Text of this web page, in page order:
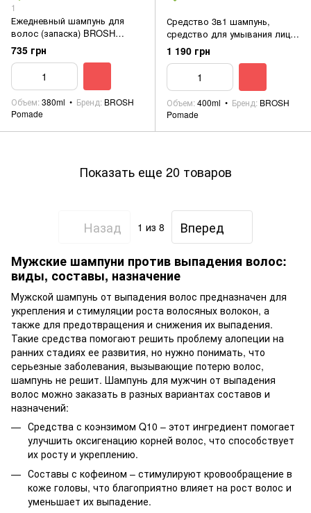
1
Ежедневный шампунь для
волос (запаска) BROSH
Shampoo Refill Funky Minty
380ml
735 грн
Объем 380ml Бренд BROSH
Pomade
Средство 3в1 шампунь,
средство для умывания лица
и тела BROSH ALL WASH -
WOOD SEED 400ml
1 190 грн
Объем 400ml Бренд BROSH
Pomade
Показать еще 20 товаров
Назад 1 из 8
Вперед
Мужские шампуни против выпадения волос:
виды, составы, назначение
Мужской шампунь от выпадения волос предназначен для
укрепления и стимуляции роста волосяных волокон, а
также для предотвращения и снижения их выпадения.
Такие средства помогают решить проблему алопеции на
ранних стадиях ее развития, но нужно понимать, что
серьезные заболевания, вызывающие потерю волос,
шампунь не решит. Шампунь для мужчин от выпадения
волос можно заказать в разных вариантах составов и
назначений:
Средства с коэнзимом Q10 – этот ингредиент помогает
улучшить оксигенацию корней волос, что способствует
их росту и укреплению.
Составы с кофеином – стимулируют кровообращение в
коже головы, что благоприятно влияет на рост волос и
уменьшает их выпадение.